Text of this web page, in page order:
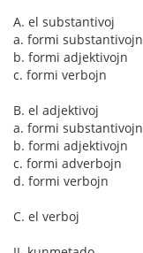
A. el substantivoj
a. formi substantivojn
b. formi adjektivojn
c. formi verbojn
B. el adjektivoj
a. formi substantivojn
b. formi adjektivojn
c. formi adverbojn
d. formi verbojn
C. el verboj